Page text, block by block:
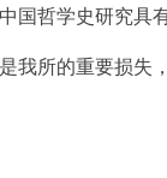
国哲学史研究具
我所的重要损失